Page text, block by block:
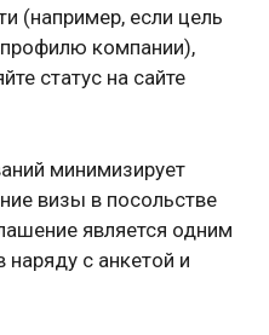
(например, если цель
профилю компании),
статус на сайте
минимизирует
визы в посольстве
является одним
с анкетой и